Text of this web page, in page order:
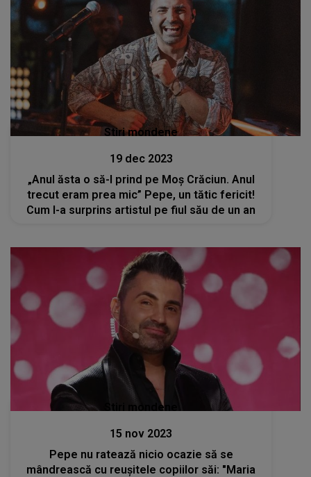
Stiri mondene
19 dec 2023
„Anul ăsta o să-l prind pe Moș Crăciun. Anul
trecut eram prea mic” Pepe, un tătic fericit!
Cum l-a surprins artistul pe fiul său de un an
Stiri mondene
15 nov 2023
Pepe nu ratează nicio ocazie să se
mândrească cu reușitele copiilor săi: "Maria